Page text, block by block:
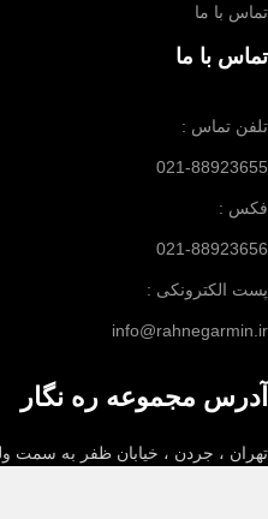
تماس با ما
تماس با ما
تلفن تماس :
021-88923655
فکس :
021-88923656
پست الکترونکی :
info@rahnegarmin.ir
آدرس مجموعه ره نگار
تهران ، جردن ، خیابان ظفر به سمت ولیعصر ،